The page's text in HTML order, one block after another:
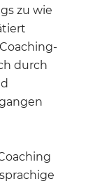
zu wie
durch